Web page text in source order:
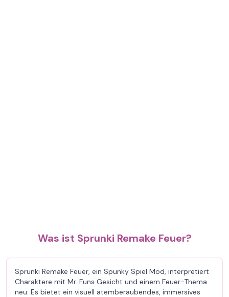
Was ist Sprunki Remake Feuer?
Sprunki Remake Feuer, ein Spunky Spiel Mod, interpretiert
Charaktere mit Mr. Funs Gesicht und einem Feuer-Thema
neu. Es bietet ein visuell atemberaubendes, immersives